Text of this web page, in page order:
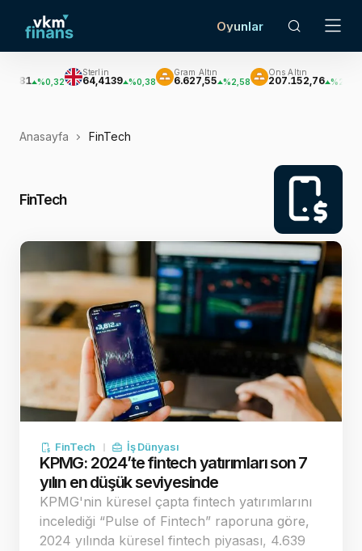
Oyunlar
64,4139 %0,38
Gram Altın
6.627,55 %2,58
Ons Altın
207.152,76 %2,62
Anasayfa FinTech
FinTech
FinTech İş Dünyası
KPMG: 2024’te fintech yatırımları son 7
yılın en düşük seviyesinde
KPMG'nin küresel çapta fintech yatırımlarını
incelediği “Pulse of Fintech” raporuna göre,
2024 yılında küresel fintech piyasası, 4.639